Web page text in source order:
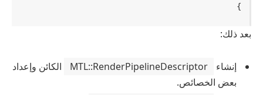
}
بعد ذلك:
إنشاء MTL::RenderPipelineDescriptor
الكائن وإعداد
بعض الخصائص.